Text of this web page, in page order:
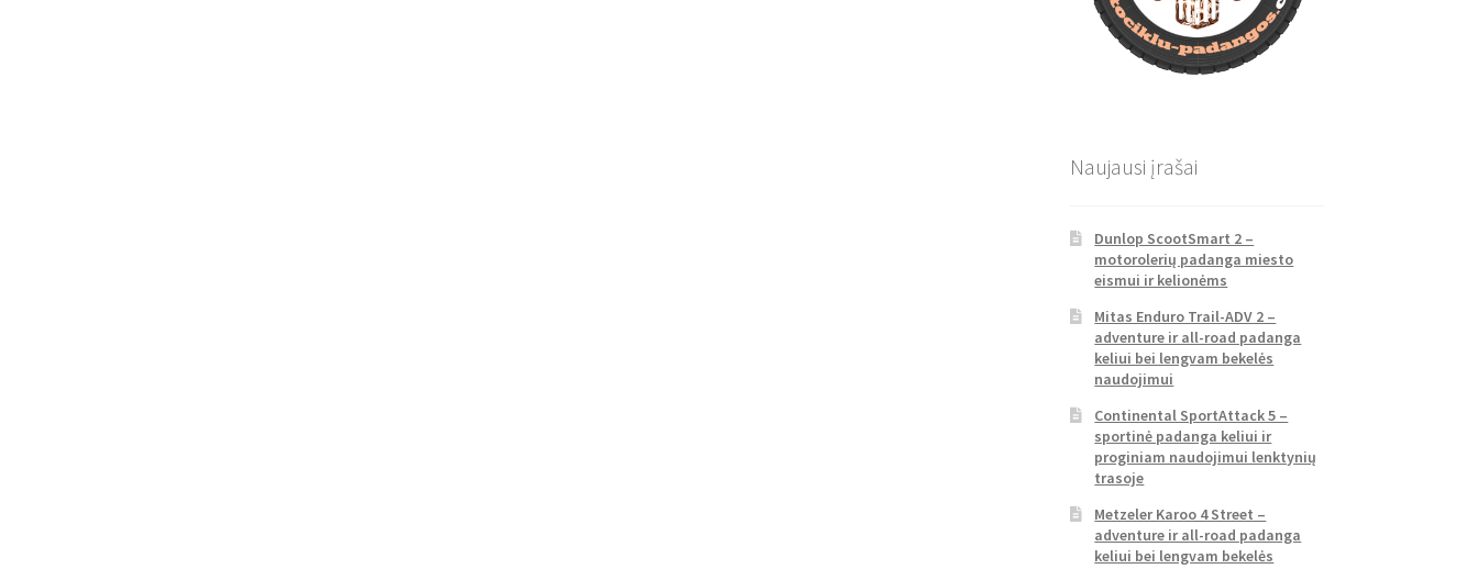
Naujausi įrašai
Dunlop ScootSmart 2 –
motorolerių padanga miesto
eismui ir kelionėms
Mitas Enduro Trail-ADV 2 –
adventure ir all-road padanga
keliui bei lengvam bekelės
naudojimui
Continental SportAttack 5 –
sportinė padanga keliui ir
proginiam naudojimui lenktynių
trasoje
Metzeler Karoo 4 Street –
adventure ir all-road padanga
keliui bei lengvam bekelės